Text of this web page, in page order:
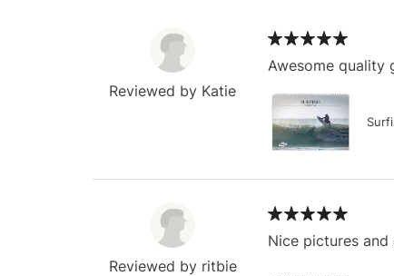
Reviewed by Katie
Awesome quality
Reviewed by ritbie
Nice pictures and